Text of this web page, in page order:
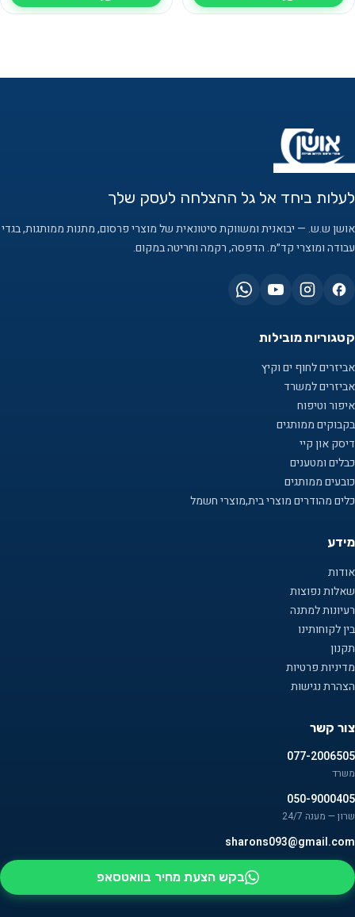
לעלות ביחד אל גל ההצלחה לעסק שלך
אושן ש.ש. — יבואנית ומשווקת סיטונאית של מוצרי פרסום, מתנות ממותגות, בגדי
עבודה ומוצרי קד״מ. הדפסה, רקמה וחריטה במקום.
קטגוריות מובילות
אביזרים לחוף ים וקיץ
אביזרים למשרד
איפור וטיפוח
בקבוקים ממותגים
דיסק און קיי
כבלים ומטענים
כובעים ממותגים
כלים מהודרים מוצרי בית,מוצרי חשמל
מידע
אודות
שאלות נפוצות
רעיונות למתנה
בין לקוחותינו
תקנון
מדיניות פרטיות
הצהרת נגישות
צור קשר
077-2006505
משרד
050-9000405
שרון — מענה 24/7
sharons093@gmail.com
בקש הצעת מחיר בוואטסאפ